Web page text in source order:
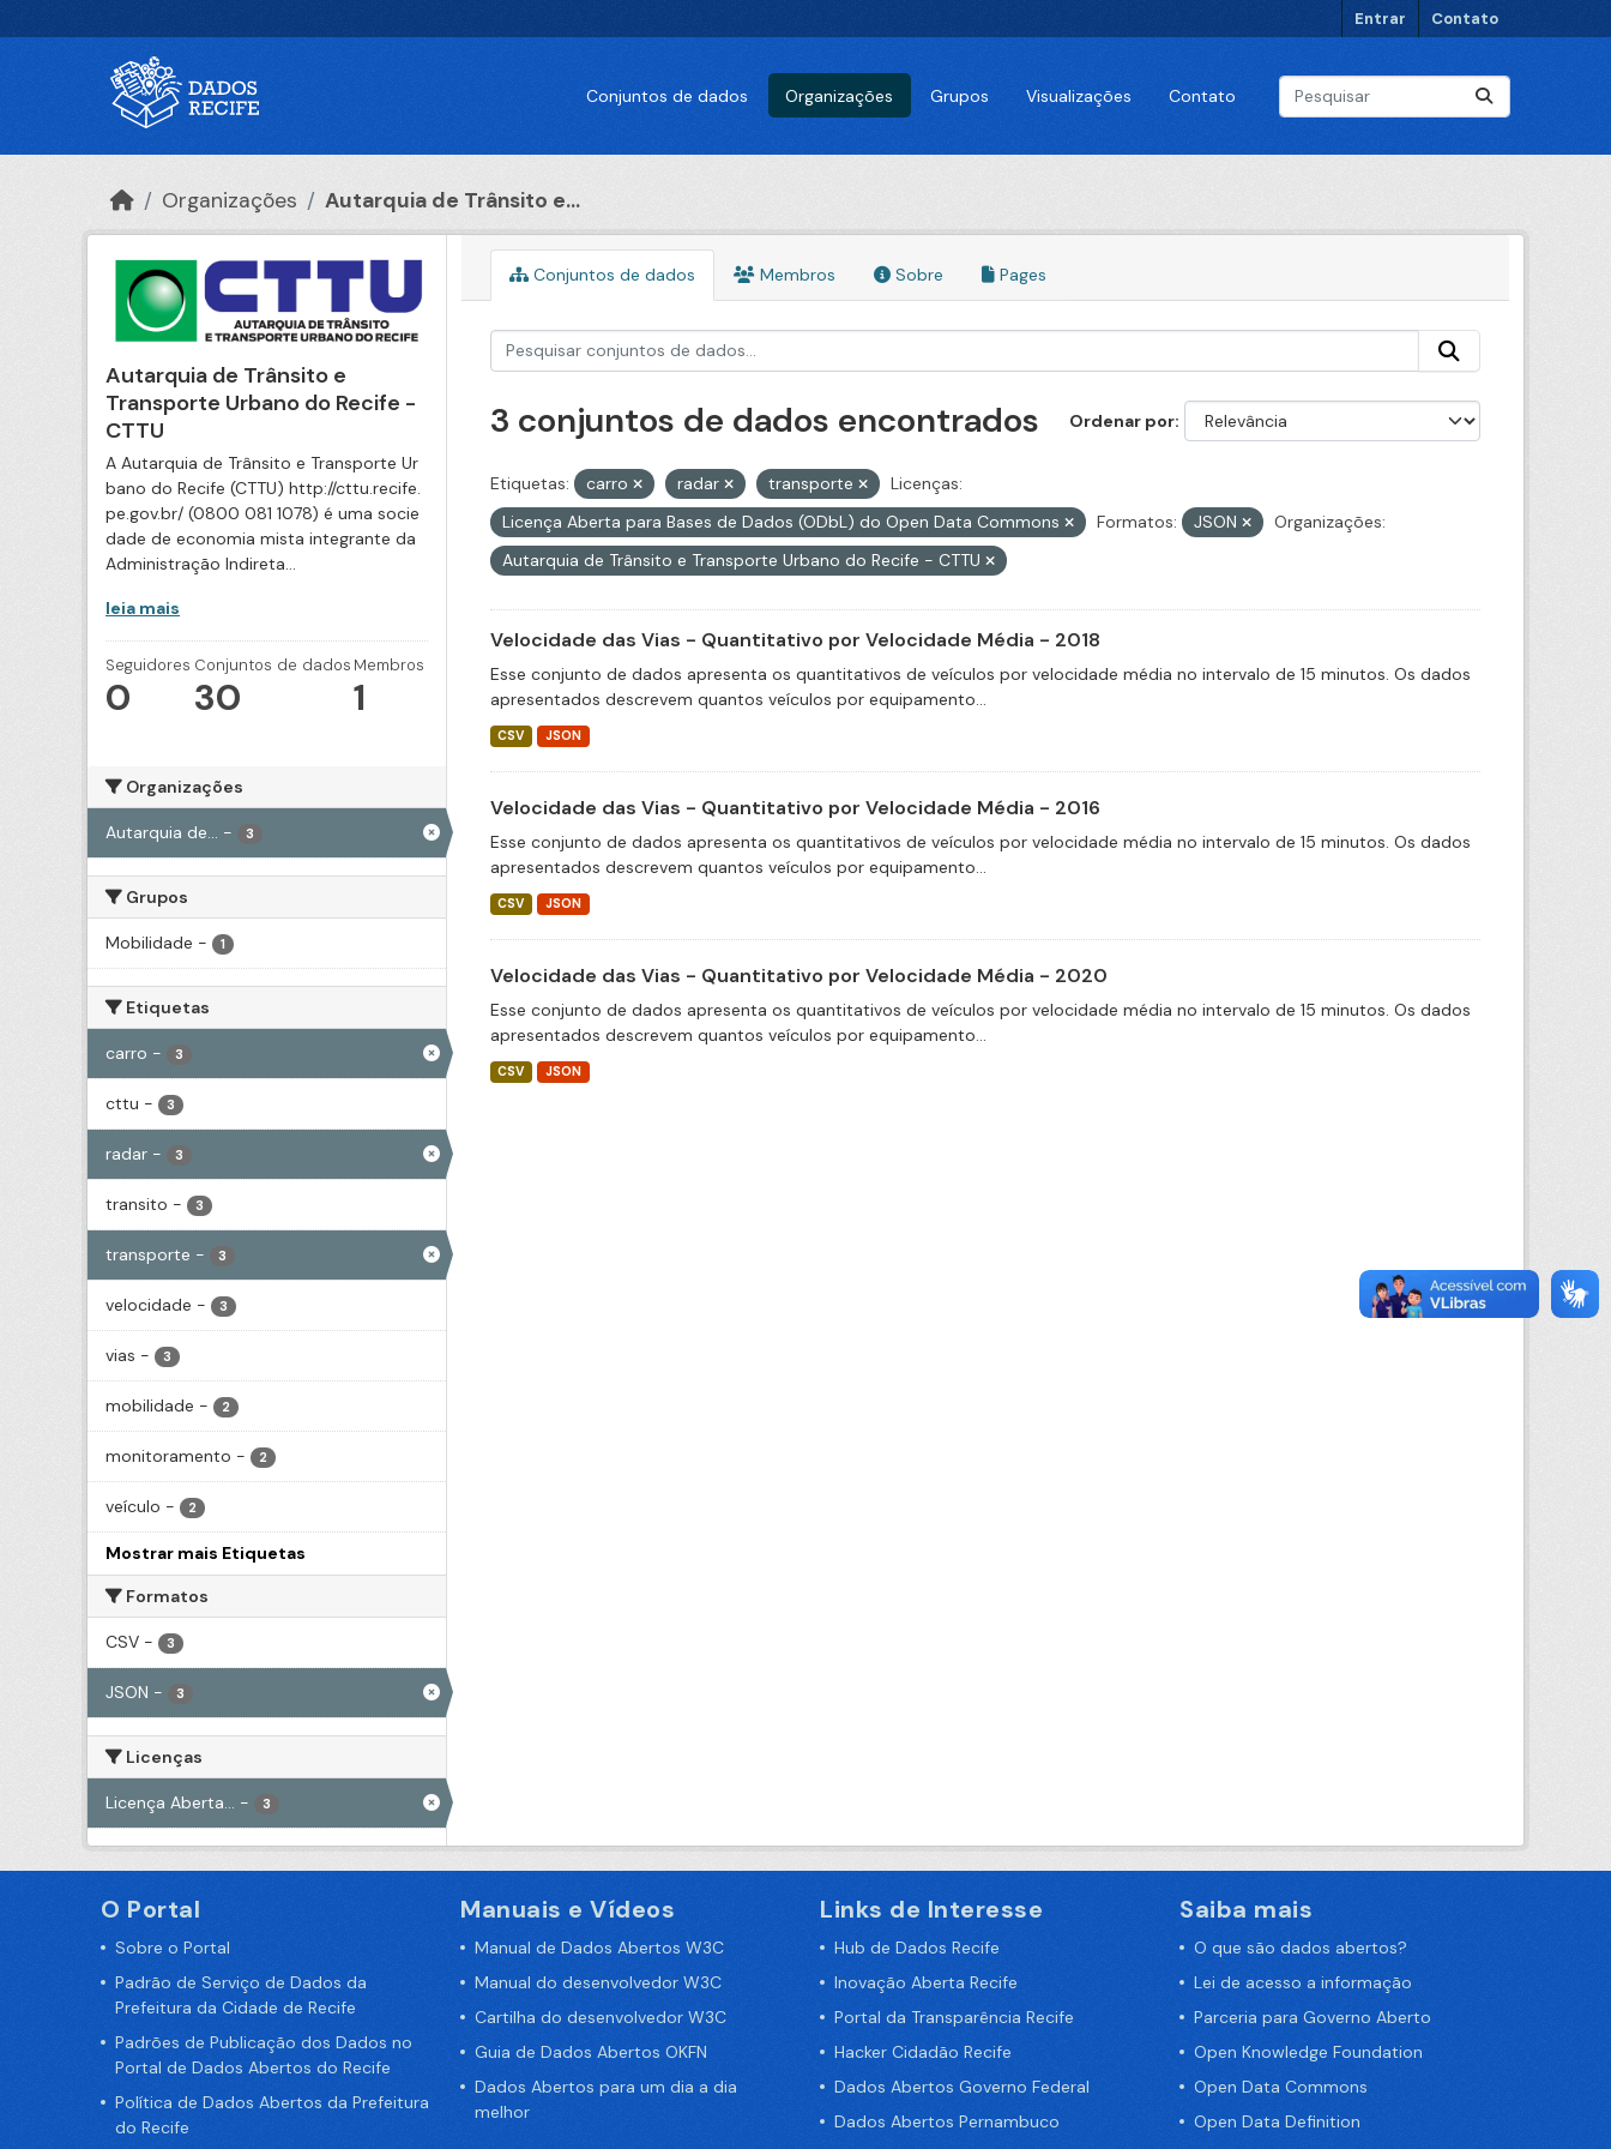
Entrar Contato
Conjuntos de dados Organizações Grupos Visualizações Contato
Organizações Autarquia de Trânsito e...
Autarquia de Trânsito e
Transporte Urbano do Recife -
CTTU
A Autarquia de Trânsito e Transporte Ur
bano do Recife (CTTU) http://cttu.recife.
pe.gov.br/ (0800 081 1078) é uma socie
dade de economia mista integrante da
Administração Indireta...
leia mais
Seguidores
0
Conjuntos de dados
30
Membros
1
Organizações
Autarquia de... - 3
Grupos
Mobilidade - 1
Etiquetas
carro - 3
cttu - 3
radar - 3
transito - 3
transporte - 3
velocidade - 3
vias - 3
mobilidade - 2
monitoramento - 2
veículo - 2
Mostrar mais Etiquetas
Formatos
CSV - 3
JSON - 3
Licenças
Licença Aberta... - 3
Conjuntos de dados Membros Sobre Pages
Ordenar por
3 conjuntos de dados encontrados
Etiquetas: carro radar transporte
Licenças:
Licença Aberta para Bases de Dados (ODbL) do Open Data Commons
Formatos: JSON
Organizações:
Autarquia de Trânsito e Transporte Urbano do Recife - CTTU
Velocidade das Vias - Quantitativo por Velocidade Média - 2018
Esse conjunto de dados apresenta os quantitativos de veículos por velocidade média no intervalo de 15 minutos. Os dados
apresentados descrevem quantos veículos por equipamento...
CSV JSON
Velocidade das Vias - Quantitativo por Velocidade Média - 2016
Esse conjunto de dados apresenta os quantitativos de veículos por velocidade média no intervalo de 15 minutos. Os dados
apresentados descrevem quantos veículos por equipamento...
CSV JSON
Velocidade das Vias - Quantitativo por Velocidade Média - 2020
Esse conjunto de dados apresenta os quantitativos de veículos por velocidade média no intervalo de 15 minutos. Os dados
apresentados descrevem quantos veículos por equipamento...
CSV JSON
O Portal
Sobre o Portal
Padrão de Serviço de Dados da
Prefeitura da Cidade de Recife
Padrões de Publicação dos Dados no
Portal de Dados Abertos do Recife
Política de Dados Abertos da Prefeitura
do Recife
Manuais e Vídeos
Manual de Dados Abertos W3C
Manual do desenvolvedor W3C
Cartilha do desenvolvedor W3C
Guia de Dados Abertos OKFN
Dados Abertos para um dia a dia
melhor
Links de Interesse
Hub de Dados Recife
Inovação Aberta Recife
Portal da Transparência Recife
Hacker Cidadão Recife
Dados Abertos Governo Federal
Dados Abertos Pernambuco
Saiba mais
O que são dados abertos?
Lei de acesso a informação
Parceria para Governo Aberto
Open Knowledge Foundation
Open Data Commons
Open Data Definition